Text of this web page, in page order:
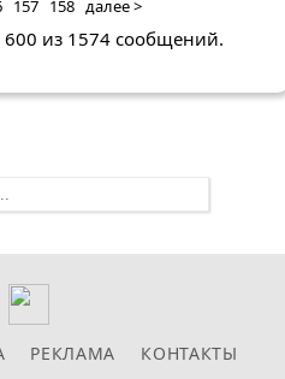
157 158 далее >
600 из 1574 сообщений.
РЕКЛАМА КОНТАКТЫ